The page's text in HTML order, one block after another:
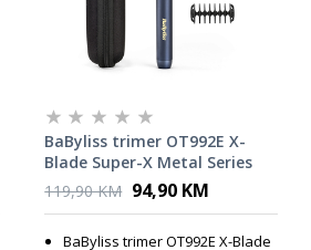
BaByliss trimer OT992E X-
Blade Super-X Metal Series
Navy Gold
119,90 KM 94,90 KM
BaByliss trimer OT992E X-Blade